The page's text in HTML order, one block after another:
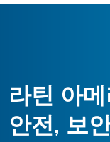
라틴 아
안전, 보